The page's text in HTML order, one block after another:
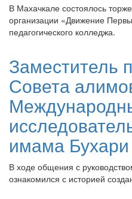
В Махачкале состоялось
организации «Движение
педагогического колледжа.
Заместитель
Совета
имама Бухари
В ходе общения с
ознакомился с историей